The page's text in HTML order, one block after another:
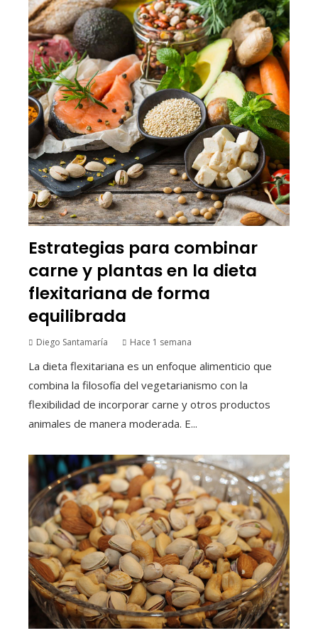
Estrategias para combinar
carne y plantas en la dieta
flexitariana de forma
equilibrada
Diego Santamaría Hace 1 semana
La dieta flexitariana es un enfoque alimenticio que
combina la filosofía del vegetarianismo con la
flexibilidad de incorporar carne y otros productos
animales de manera moderada. E...